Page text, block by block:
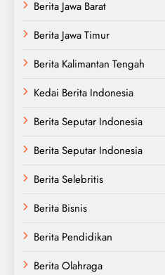
Berita Jawa Barat
Berita Jawa Timur
Berita Kalimantan Tengah
Kedai Berita Indonesia
Berita Seputar Indonesia
Berita Seputar Indonesia
Berita Selebritis
Berita Bisnis
Berita Pendidikan
Berita Olahraga